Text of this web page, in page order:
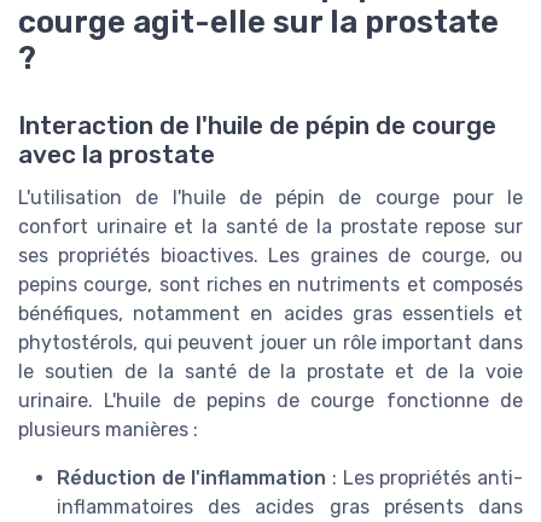
courge agit-elle sur la prostate
?
Interaction de l'huile de pépin de courge
avec la prostate
L'utilisation de l'huile de pépin de courge pour le
confort urinaire et la santé de la prostate repose sur
ses propriétés bioactives. Les graines de courge, ou
pepins courge, sont riches en nutriments et composés
bénéfiques, notamment en acides gras essentiels et
phytostérols, qui peuvent jouer un rôle important dans
le soutien de la santé de la prostate et de la voie
urinaire. L'huile de pepins de courge fonctionne de
plusieurs manières :
Réduction de l'inflammation : Les propriétés anti-
inflammatoires des acides gras présents dans